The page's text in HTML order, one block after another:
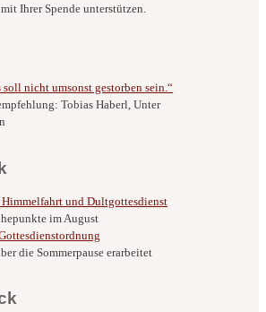
Ihrer Spende unterstützen.
soll nicht umsonst gestorben sein.“
Tobias Haberl, Unter
und Dultgottesdienst
im August
die Sommerpause erarbeitet